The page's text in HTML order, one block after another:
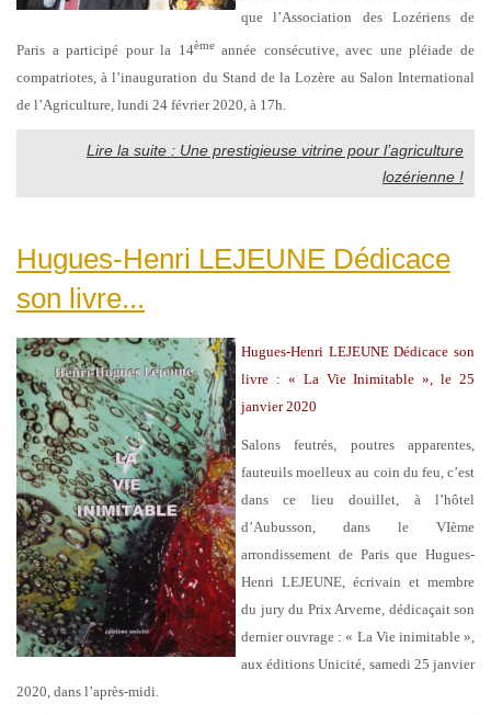
que l’Association des Lozériens de
Paris a participé pour la 14èmeannée consécutive, avec une pléiade de
compatriotes, à l’inauguration du Stand de la Lozère au Salon International
de l’Agriculture, lundi 24 février 2020, à 17h.
Lire la suite : Une prestigieuse vitrine pour l’agriculture
lozérienne !
Hugues-Henri LEJEUNE Dédicace
son livre...
Hugues-Henri LEJEUNE Dédicace son
livre : « La Vie Inimitable », le 25
janvier 2020
Salons feutrés, poutres apparentes,
fauteuils moelleux au coin du feu, c’est
dans ce lieu douillet, à l’hôtel
d’Aubusson, dans le VIème
arrondissement de Paris que Hugues-
Henri LEJEUNE, écrivain et membre
du jury du Prix Arverne, dédicaçait son
dernier ouvrage : « La Vie inimitable »,
aux éditions Unicité, samedi 25 janvier
2020, dans l’après-midi.